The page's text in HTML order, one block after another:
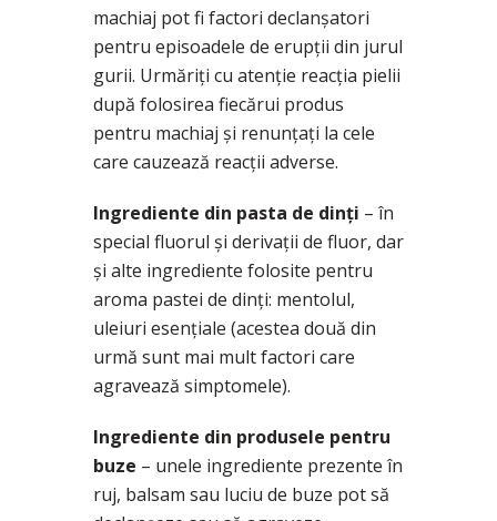
machiaj pot fi factori declanșatori
pentru episoadele de erupții din jurul
gurii. Urmăriți cu atenție reacția pielii
după folosirea fiecărui produs
pentru machiaj și renunțați la cele
care cauzează reacții adverse.
Ingrediente din pasta de dinți – în
special fluorul și derivații de fluor, dar
și alte ingrediente folosite pentru
aroma pastei de dinți: mentolul,
uleiuri esențiale (acestea două din
urmă sunt mai mult factori care
agravează simptomele).
Ingrediente din produsele pentru
buze – unele ingrediente prezente în
ruj, balsam sau luciu de buze pot să